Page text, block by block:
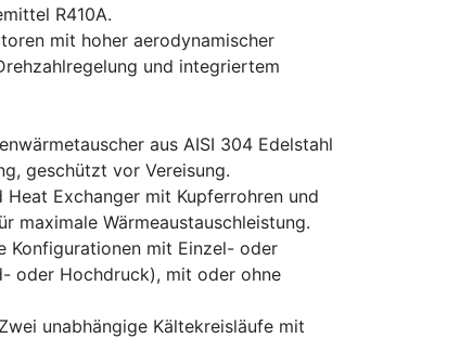
R410A.
mit hoher aerodynamischer
und integriertem
aus AISI 304 Edelstahl
geschützt vor Vereisung.
Heat Exchanger mit Kupferrohren und
maximale Wärmeaustauschleistung.
Konfigurationen mit Einzel- oder
oder Hochdruck), mit oder ohne
Zwei unabhängige Kältekreisläufe mit